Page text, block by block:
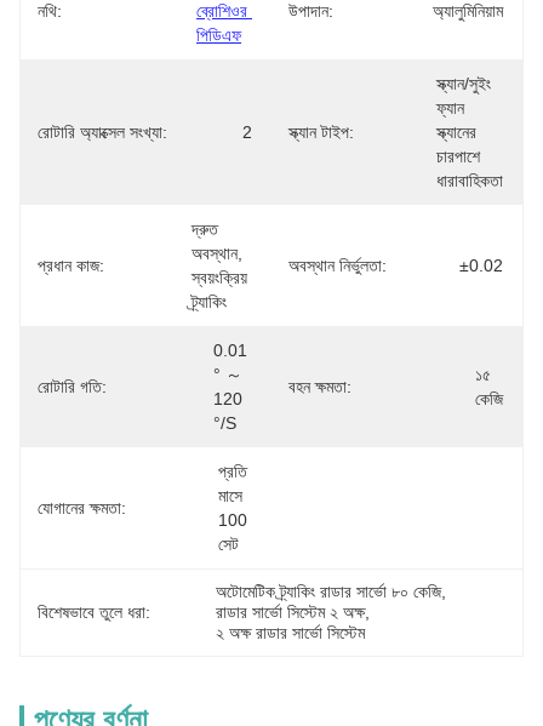
নথি:
ব্রোশিওর
পিডিএফ
উপাদান: অ্যালুমিনিয়াম
রোটারি অ্যাক্সেল সংখ্যা: 2 স্ক্যান টাইপ:
স্ক্যান/সুইং
ফ্যান
স্ক্যানের
চারপাশে
ধারাবাহিকতা
প্রধান কাজ:
দ্রুত
অবস্থান,
স্বয়ংক্রিয়
ট্র্যাকিং
অবস্থান নির্ভুলতা: ±0.02
রোটারি গতি:
0.01
° ～
120
°/s
বহন ক্ষমতা:
১৫
কেজি
যোগানের ক্ষমতা:
প্রতি
মাসে
100
সেট
বিশেষভাবে তুলে ধরা:
অটোমেটিক ট্র্যাকিং রাডার সার্ভো ৮০ কেজি,
রাডার সার্ভো সিস্টেম ২ অক্ষ,
২ অক্ষ রাডার সার্ভো সিস্টেম
পণ্যের বর্ণনা